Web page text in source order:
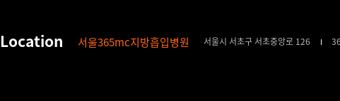
서울365mc지방흡입병원 서울시 서초구 서초중앙로 126